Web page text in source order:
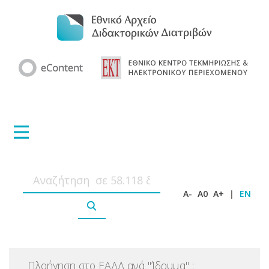
A- A0 A+ | EN
Πλοήγηση στο ΕΑΔΔ ανά "Ίδρυμα" :